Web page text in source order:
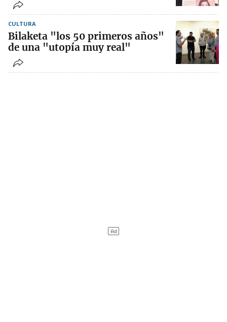
CULTURA
Bilaketa "los 50 primeros años"
de una "utopía muy real"